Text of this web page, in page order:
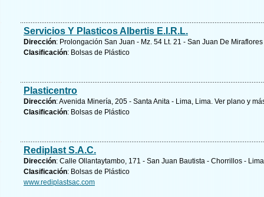
Servicios Y Plasticos Albertis E.I.R.L.
Dirección: Prolongación San Juan - Mz. 54 Lt. 21 - San Juan De
Clasificación: Bolsas de Plástico
Plasticentro
Dirección: Avenida Minería, 205 - Santa Anita - Lima, Lima. Ver plano y
Clasificación: Bolsas de Plástico
Rediplast S.A.C.
Dirección: Calle Ollantaytambo, 171 - San Juan Bautista - Chorrillos -
Clasificación: Bolsas de Plástico
www.rediplastsac.com